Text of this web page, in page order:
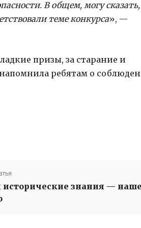
В общем, могу сказать,
теме конкурса», —
призы, за старание и
ребятам о
исторические знания — наше